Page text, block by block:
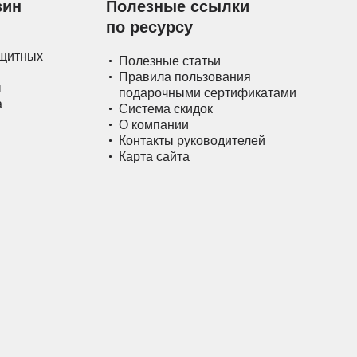
Полезные ссылки
по ресурсу
Полезные статьи
Правила пользования
подарочными сертификатами
Система скидок
О компании
Контакты руководителей
Карта сайта